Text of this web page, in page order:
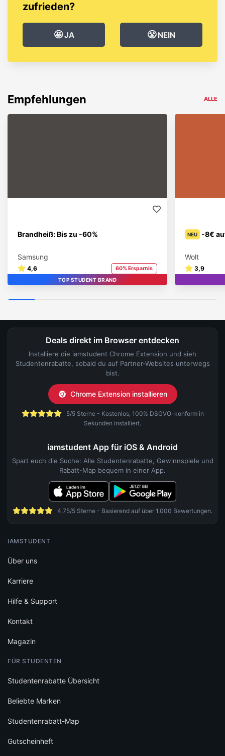
zufrieden?
🤩JA 😤NEIN
Empfehlungen ALLE
Brandheiß: Bis zu -60%
Samsung
4,6 60% Ersparnis
TOP STUDENT BRAND
NEU -8€
Wolt
3,9
Deals direkt im Browser entdecken
Installiere die iamstudent Chrome Extension und sieh
Studentenrabatte, sobald du auf Partner-Websites unterwegs
bist.
Chrome Extension installieren
5/5 Sterne - Kostenlos, 100% DSGVO-konform in
Sekunden installiert.
iamstudent App für iOS & Android
Spart euch die Suche: Alle Studentenrabatte, Gewinnspiele und
Rabatt-Map bequem in einer App.
4,75/5 Sterne - Basierend auf über 1.000 Bewertungen.
IAMSTUDENT
Über uns
Karriere
Hilfe & Support
Kontakt
Magazin
FÜR STUDENTEN
Studentenrabatte Übersicht
Beliebte Marken
Studentenrabatt-Map
Gutscheinheft